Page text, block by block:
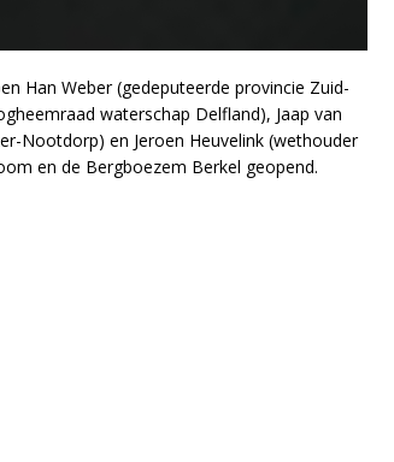
Han Weber (gedeputeerde provincie Zuid-
waterschap Delfland), Jaap van
Nootdorp) en Jeroen Heuvelink (wethouder
en de Bergboezem Berkel geopend.